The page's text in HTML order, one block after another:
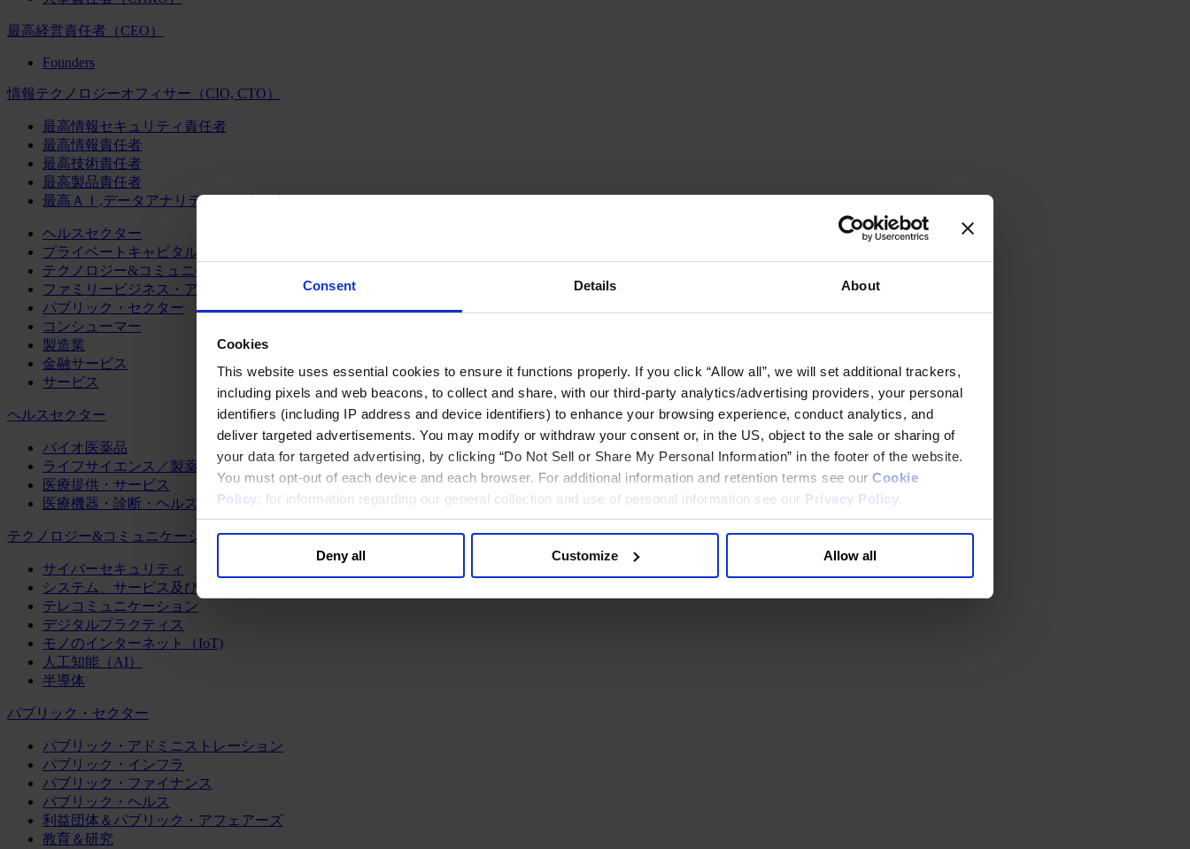
Consent Details About
Cookies
This website uses essential cookies to ensure it functions properly. If you click “Allow all”, we will set additional trackers,
including pixels and web beacons, to collect and share, with our third-party analytics/advertising providers, your personal
identifiers (including IP address and device identifiers) to enhance your browsing experience, conduct analytics, and
deliver targeted advertisements. You may modify or withdraw your consent or, in the US, object to the sale or sharing of
your data for targeted advertising, by clicking “Do Not Sell or Share My Personal Information” in the footer of the website.
You must opt-out of each device and each browser. For additional information and retention terms see our Cookie
Policy; for information regarding our general collection and use of personal information see our Privacy Policy
Deny all Customize Allow all
最高経営責任者（CEO）
Founders
情報テクノロジーオフィサー（CIO, CTO）
最高情報セキュリティ責任者
最高情報責任者
最高技術責任者
最高製品責任者
最高ＡＩ,データアナリティクス責任者
ヘルスセクター
プライベートキャピタル
テクノロジー&コミュニケーション
ファミリービジネス・アドバイザリー
パブリック・セクター
コンシューマー
製造業
金融サービス
サービス
ヘルスセクター
バイオ医薬品
ライフサイエンス／製薬
医療提供・サービス
医療機器・診断・ヘルスケアテクノロジー
テクノロジー&コミュニケーション
サイバーセキュリティ
システム、サービス及びソフトウェア
テレコミュニケーション
デジタルプラクティス
モノのインターネット（IoT)
人工知能（AI）
半導体
パブリック・セクター
パブリック・アドミニストレーション
パブリック・インフラ
パブリック・ファイナンス
パブリック・ヘルス
利益団体＆パブリック・アフェアーズ
教育＆研究